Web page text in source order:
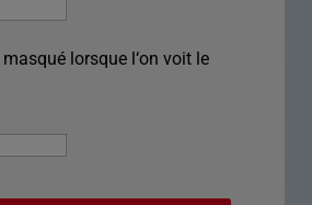
lorsque l‘on voit le